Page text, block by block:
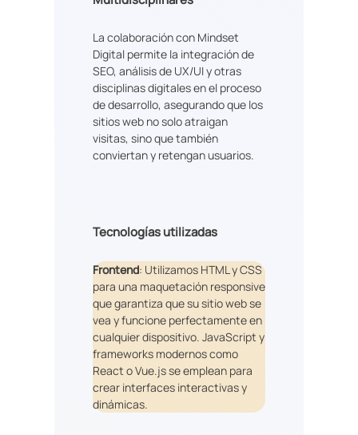
La colaboración con Mindset
Digital permite la integración de
SEO, análisis de UX/UI y otras
disciplinas digitales en el proceso
de desarrollo, asegurando que los
sitios web no solo atraigan
visitas, sino que también
conviertan y retengan usuarios.
Tecnologías utilizadas
Frontend: Utilizamos HTML y CSS
para una maquetación responsive
que garantiza que su sitio web se
vea y funcione perfectamente en
cualquier dispositivo. JavaScript y
frameworks modernos como
React o Vue.js se emplean para
crear interfaces interactivas y
dinámicas.